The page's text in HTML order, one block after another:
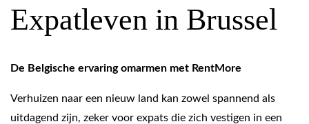
Expatleven in Brussel
De Belgische ervaring omarmen met RentMore
Verhuizen naar een nieuw land kan zowel spannend als
uitdagend zijn, zeker voor expats die zich vestigen in een